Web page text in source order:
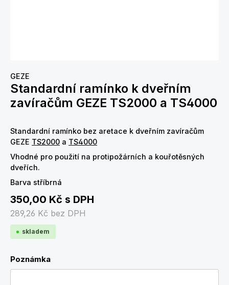
GEZE
Standardní ramínko k dveřním
zavíračům GEZE TS2000 a TS4000
Standardní ramínko bez aretace k dveřním zavíračům
GEZE TS2000 a TS4000
Vhodné pro použití na protipožárních a kouřotěsných
dveřích.
Barva stříbrná
350,00 Kč s DPH
289,26 Kč bez DPH
skladem
Poznámka